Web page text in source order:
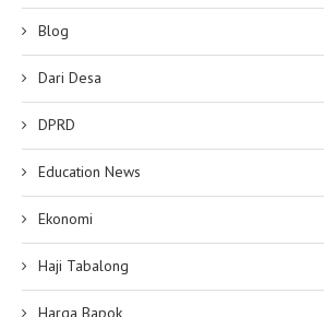
Blog
Dari Desa
DPRD
Education News
Ekonomi
Haji Tabalong
Harga Bapok